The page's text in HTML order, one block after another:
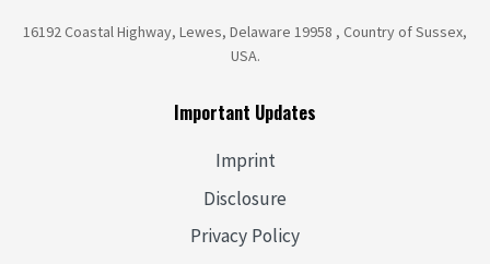
16192 Coastal Highway, Lewes, Delaware 19958 , Country of Sussex,
USA.
Important Updates
Imprint
Disclosure
Privacy Policy